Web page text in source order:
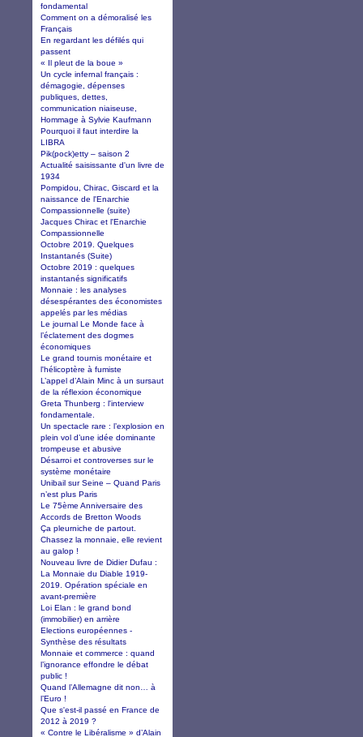
fondamental
Comment on a démoralisé les
Français
En regardant les défilés qui
passent
« Il pleut de la boue »
Un cycle infernal français :
démagogie, dépenses
publiques, dettes,
communication niaiseuse,
Hommage à Sylvie Kaufmann
Pourquoi il faut interdire la
LIBRA
Pik(pock)etty – saison 2
Actualité saisissante d'un livre de
1934
Pompidou, Chirac, Giscard et la
naissance de l'Enarchie
Compassionnelle (suite)
Jacques Chirac et l'Enarchie
Compassionnelle
Octobre 2019. Quelques
Instantanés (Suite)
Octobre 2019 : quelques
instantanés significatifs
Monnaie : les analyses
désespérantes des économistes
appelés par les médias
Le journal Le Monde face à
l’éclatement des dogmes
économiques
Le grand tournis monétaire et
l'hélicoptère à fumiste
L’appel d’Alain Minc à un sursaut
de la réflexion économique
Greta Thunberg : l'interview
fondamentale.
Un spectacle rare : l’explosion en
plein vol d’une idée dominante
trompeuse et abusive
Désarroi et controverses sur le
système monétaire
Unibail sur Seine – Quand Paris
n’est plus Paris
Le 75ème Anniversaire des
Accords de Bretton Woods
Ça pleurniche de partout.
Chassez la monnaie, elle revient
au galop !
Nouveau livre de Didier Dufau :
La Monnaie du Diable 1919-
2019. Opération spéciale en
avant-première
Loi Elan : le grand bond
(immobilier) en arrière
Elections européennes -
Synthèse des résultats
Monnaie et commerce : quand
l’ignorance effondre le débat
public !
Quand l’Allemagne dit non… à
l’Euro !
Que s'est-il passé en France de
2012 à 2019 ?
« Contre le Libéralisme » d’Alain